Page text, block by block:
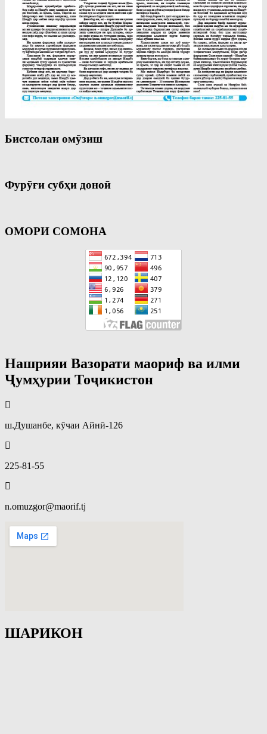
Бистсолаи омӯзиш
Фурӯғи субҳи доноӣ
ОМОРИ СОМОНА
Нашрияи Вазорати маориф ва илми
Ҷумҳурии Тоҷикистон
ш.Душанбе, кӯчаи Айнӣ-126
225-81-55
n.omuzgor@maorif.tj
ШАРИКОН